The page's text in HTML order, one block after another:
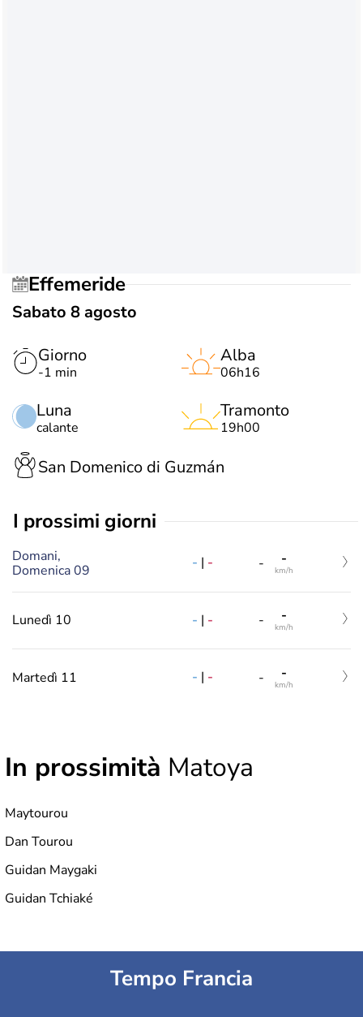
Effemeride
Sabato 8 agosto
Giorno
-1 min
Luna
calante
Alba
06h16
Tramonto
19h00
San Domenico di Guzmán
i prossimi giorni
Domani,
Domenica 09
- | - - -
km/h
Lunedì 10 - | - - -
km/h
Martedì 11 - | - - -
km/h
In prossimità Matoya
Maytourou
Dan Tourou
Guidan Maygaki
Guidan Tchiaké
Tempo Francia